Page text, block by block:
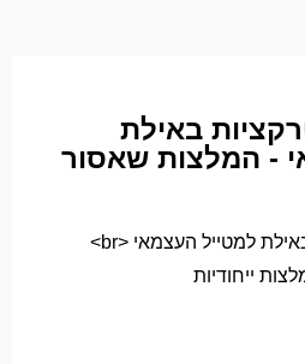
באילת
- המלצות שאסור
אילת גייד – אטרקציות באילת למטייל העצמאי <br>
ייחודיות